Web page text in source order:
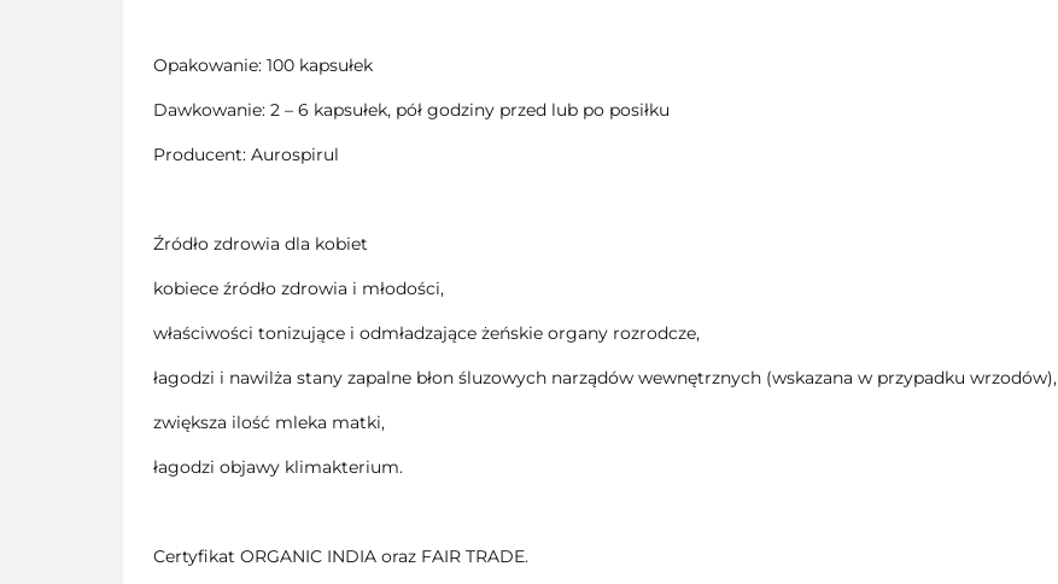
Opakowanie: 100 kapsułek
Dawkowanie: 2 – 6 kapsułek, pół godziny przed lub po posiłku
Producent: Aurospirul
Źródło zdrowia dla kobiet
kobiece źródło zdrowia i młodości,
właściwości tonizujące i odmładzające żeńskie organy rozrodcze,
łagodzi i nawilża stany zapalne błon śluzowych narządów wewnętrznych (wskazana w przypadku wrzodów),
zwiększa ilość mleka matki,
łagodzi objawy klimakterium.
Certyfikat ORGANIC INDIA oraz FAIR TRADE.